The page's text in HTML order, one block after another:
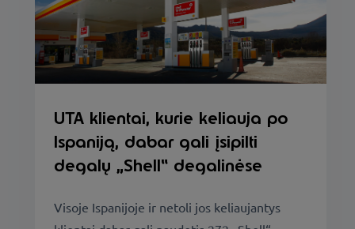
UTA klientai, kurie keliauja po
Ispaniją, dabar gali įsipilti
degalų „Shell“ degalinėse
Visoje Ispanijoje ir netoli jos keliaujantys